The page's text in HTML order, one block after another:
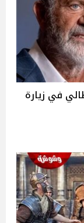
في زيارة